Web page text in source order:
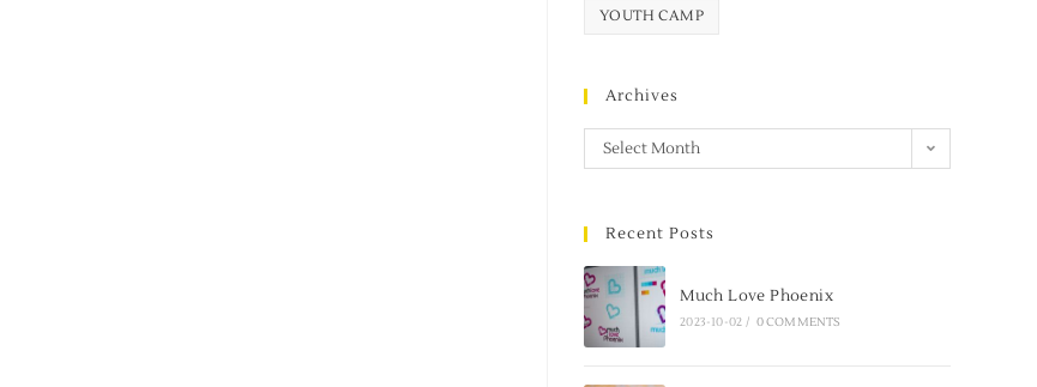
YOUTH CAMP
Archives
Select Month
Recent Posts
Much Love Phoenix
2023-10-02 / 0 COMMENTS